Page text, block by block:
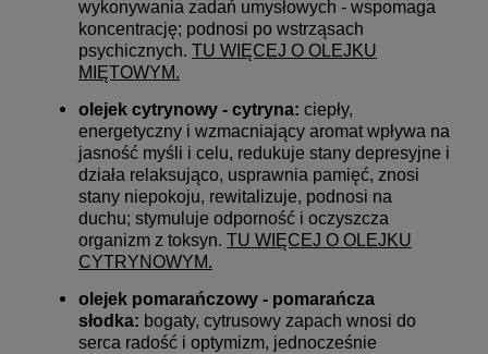
wykonywania zadań umysłowych - wspomaga
koncentrację; podnosi po wstrząsach
psychicznych. TU WIĘCEJ O OLEJKU
MIĘTOWYM.
olejek cytrynowy - cytryna: ciepły,
energetyczny i wzmacniający aromat wpływa na
jasność myśli i celu, redukuje stany depresyjne i
działa relaksująco, usprawnia pamięć, znosi
stany niepokoju, rewitalizuje, podnosi na
duchu; stymuluje odporność i oczyszcza
organizm z toksyn. TU WIĘCEJ O OLEJKU
CYTRYNOWYM.
olejek pomarańczowy - pomarańcza
słodka: bogaty, cytrusowy zapach wnosi do
serca radość i optymizm, jednocześnie